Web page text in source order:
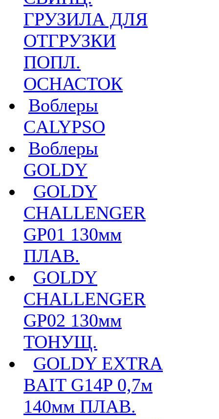
ГРУЗИЛА ДЛЯ
ОТГРУЗКИ
ПОПЛ.
ОСНАСТОК
Воблеры
CALYPSO
Воблеры
GOLDY
GOLDY
CHALLENGER
GP01 130мм
ПЛАВ.
GOLDY
CHALLENGER
GP02 130мм
ТОНУЩ.
GOLDY EXTRA
BAIT G14P 0,7м
140мм ПЛАВ.